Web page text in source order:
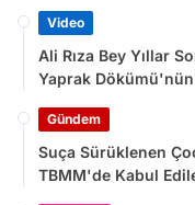
Video
Ali Rıza Bey Yıllar
Yaprak
Gündem
Suça Sürüklenen
TBMM'de Kabul